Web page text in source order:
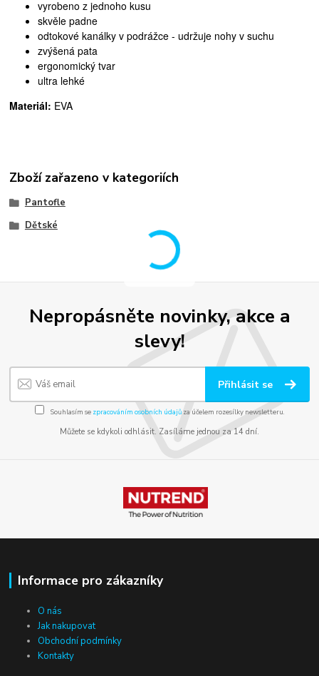
vyrobeno z jednoho kusu
skvěle padne
odtokové kanálky v podrážce - udržuje nohy v suchu
zvýšená pata
ergonomický tvar
ultra lehké
Materiál: EVA
Zboží zařazeno v kategoriích
Pantofle
Dětské
Nepropásněte novinky, akce a
slevy!
Přihlásit se
Souhlasím se zpracováním osobních údajůza účelem rozesílky newsletteru.
Můžete se kdykoli odhlásit. Zasíláme jednou za 14 dní.
Informace pro zákazníky
O nás
Jak nakupovat
Obchodní podmínky
Kontakty